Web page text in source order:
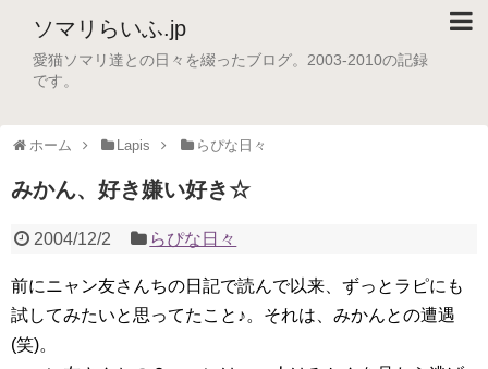
ソマリらいふ.jp
愛猫ソマリ達との日々を綴ったブログ。2003-2010の記録
です。
ホーム Lapis らぴな日々
みかん、好き嫌い好き☆
2004/12/2 らぴな日々
前にニャン友さんちの日記で読んで以来、ずっとラピにも
試してみたいと思ってたこと♪。それは、みかんとの遭遇
(笑)。